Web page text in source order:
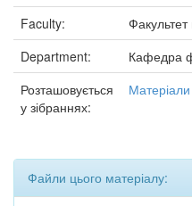
Faculty:
Факультет
Department:
Кафедра
Розташовується
у зібраннях:
Файли цього матеріалу: